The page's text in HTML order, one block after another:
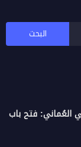
في
العُماني: فتح باب